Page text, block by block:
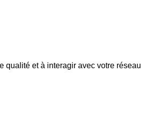
qualité et à interagir avec votre réseau